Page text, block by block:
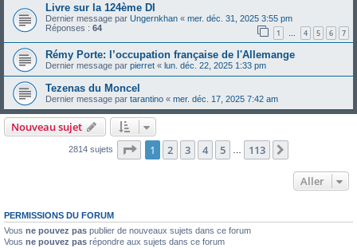
Livre sur la 124ème DI
Dernier message par Ungernkhan « mer. déc. 31, 2025 3:55 pm
Réponses : 64 1 … 4 5 6 7
Rémy Porte: l’occupation française de l'Allemange
Dernier message par pierret « lun. déc. 22, 2025 1:33 pm
Tezenas du Moncel
Dernier message par tarantino « mer. déc. 17, 2025 7:42 am
Nouveau sujet
2814 sujets Page 1sur113
1 2 3 4 5 113
Aller
PERMISSIONS DU FORUM
Vous ne pouvez pas publier de nouveaux sujets dans ce forum
Vous ne pouvez pas répondre aux sujets dans ce forum